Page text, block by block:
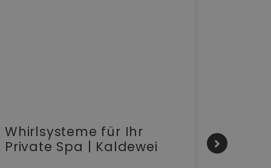
Whirlsysteme für Ihr
Private Spa | Kaldewei